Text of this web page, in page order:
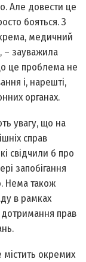
Але довести це
бояться. З
медичний
– зауважила
це проблема не
і, нарешті,
органах.
увагу, що на
справ
свідчили б про
запобігання
Нема також
в рамках
дотримання прав
містить окремих